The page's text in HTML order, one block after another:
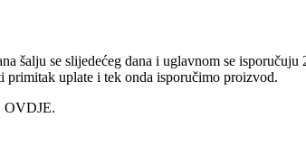
šalju se slijedećeg dana i uglavnom se
primitak uplate i tek onda isporučimo proizvod.
OVDJE.